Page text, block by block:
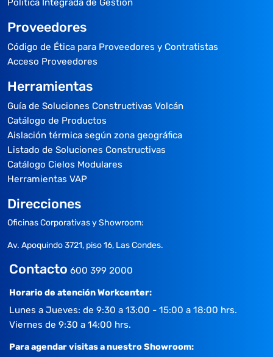
Política Integrada de Gestión
Proveedores
Código de Ética para Proveedores y Contratistas
Acceso Proveedores
Herramientas
Guía de Soluciones Constructivas Volcán
Catálogo de Productos
Aislación térmica según zona geográfica
Listado de Soluciones Constructivas
Catálogo Cielos Modulares
Herramientas VAP
Direcciones
Oficinas Corporativas y Showroom:
Av. Apoquindo 3721, piso 16, Las Condes.
Contacto 600 399 2000
Horario de atención Workcenter:
Lunes a Jueves: de 9:30 a 13:00 - 15:00 a 18:00 hrs.
Viernes de 9:30 a 14:00 hrs.
Para agendar visitas a nuestro Showroom: